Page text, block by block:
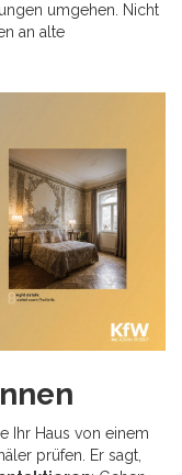
umgehen. Nicht
an alte
Ihr Haus von einem
prüfen. Er sagt,